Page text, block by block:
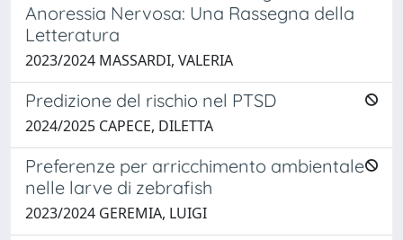
Anoressia Nervosa: Una Rassegna della
Letteratura
2023/2024 MASSARDI, VALERIA
Predizione del rischio nel PTSD
2024/2025 CAPECE, DILETTA
Preferenze per arricchimento ambientale
nelle larve di zebrafish
2023/2024 GEREMIA, LUIGI